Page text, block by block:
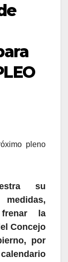
pleno
su
la
Concejo
por